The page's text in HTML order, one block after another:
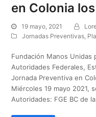
en Colonia
19 mayo, 2021
Jornadas Preventivas,
Fundación Manos Unidas
Autoridades Federales,
Jornada Preventiva en
Miércoles 19 mayo 2021,
Autoridades: FGE BC de